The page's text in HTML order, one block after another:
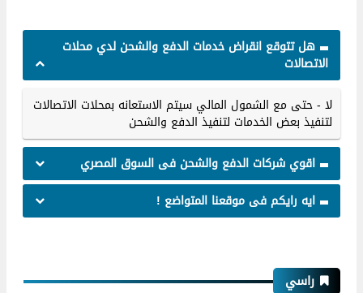
هل تتوقع انقراض خدمات الدفع والشحن لدي محلات
الاتصالات
لا - حتى مع الشمول المالي سيتم الاستعانه بمحلات الاتصالات
لتنفيذ بعض الخدمات لتنفيذ الدفع والشحن
اقوي شركات الدفع والشحن فى السوق المصري
ايه رايكم فى موقعنا المتواضع !
راسي
وظائف خالية